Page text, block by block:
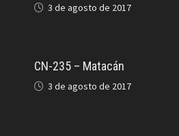
3 de agosto de 2017
CN-235 – Matacán
3 de agosto de 2017